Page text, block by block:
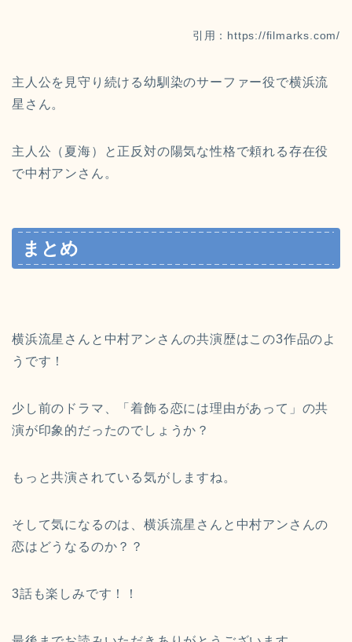
引用：https://filmarks.com/
主人公を見守り続ける幼馴染のサーファー役で横浜流
星さん。
主人公（夏海）と正反対の陽気な性格で頼れる存在役
で中村アンさん。
まとめ
横浜流星さんと中村アンさんの共演歴はこの3作品のよ
うです！
少し前のドラマ、「着飾る恋には理由があって」の共
演が印象的だったのでしょうか？
もっと共演されている気がしますね。
そして気になるのは、横浜流星さんと中村アンさんの
恋はどうなるのか？？
3話も楽しみです！！